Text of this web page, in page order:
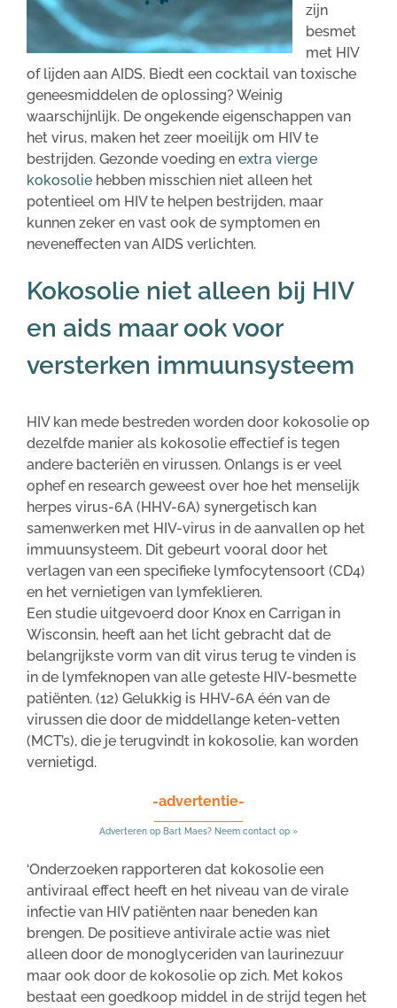
zijn
besmet
met HIV
of lijden aan AIDS. Biedt een cocktail van toxische
geneesmiddelen de oplossing? Weinig
waarschijnlijk. De ongekende eigenschappen van
het virus, maken het zeer moeilijk om HIV te
bestrijden. Gezonde voeding en extra vierge
kokosolie hebben misschien niet alleen het
potentieel om HIV te helpen bestrijden, maar
kunnen zeker en vast ook de symptomen en
neveneffecten van AIDS verlichten.
Kokosolie niet alleen bij HIV
en aids maar ook voor
versterken immuunsysteem
HIV kan mede bestreden worden door kokosolie op
dezelfde manier als kokosolie effectief is tegen
andere bacteriën en virussen. Onlangs is er veel
ophef en research geweest over hoe het menselijk
herpes virus-6A (HHV-6A) synergetisch kan
samenwerken met HIV-virus in de aanvallen op het
immuunsysteem. Dit gebeurt vooral door het
verlagen van een specifieke lymfocytensoort (CD4)
en het vernietigen van lymfeklieren.
Een studie uitgevoerd door Knox en Carrigan in
Wisconsin, heeft aan het licht gebracht dat de
belangrijkste vorm van dit virus terug te vinden is
in de lymfeknopen van alle geteste HIV-besmette
patiënten. (12) Gelukkig is HHV-6A één van de
virussen die door de middellange keten-vetten
(MCT’s), die je terugvindt in kokosolie, kan worden
vernietigd.
-advertentie-
Adverteren op Bart Maes? Neem contact op »
‘Onderzoeken rapporteren dat kokosolie een
antiviraal effect heeft en het niveau van de virale
infectie van HIV patiënten naar beneden kan
brengen. De positieve antivirale actie was niet
alleen door de monoglyceriden van laurinezuur
maar ook door de kokosolie op zich. Met kokos
bestaat een goedkoop middel in de strijd tegen het